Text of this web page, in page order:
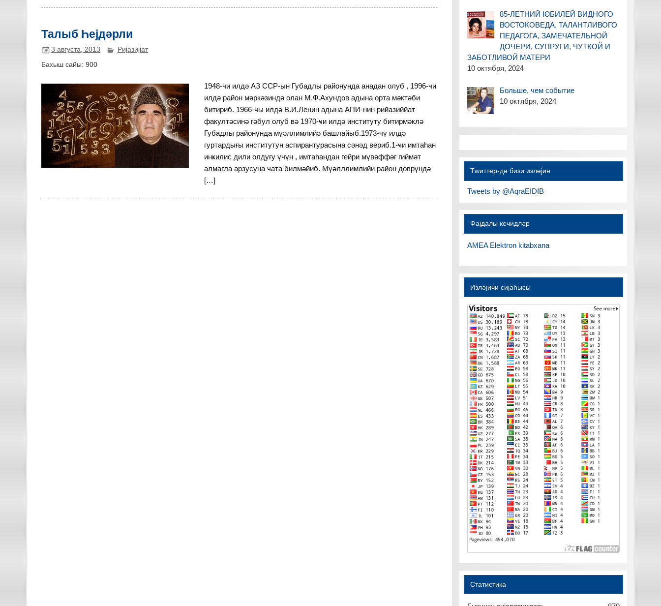
Талыб Һејдәрли
3 августа, 2013 Ријазијјат
Бахыш сайы: 900
1948-ҹи илдә АЗ ССР-ын Губадлы районунда анадан олуб , 1996-ҹи
илдә район мәркәзиндә олан М.Ф.Ахундов адына орта мәктәби
битириб. 1966-ҹы илдә В.И.Ленин адына АПИ-нин рийазиййат
факултәсинә гәбул олуб вә 1970-ҹи илдә институту битирмәклә
Губадлы районунда мүәллимлийә башлайыб.1973-ҹү илдә
гуртардығы институтун аспирантурасына сәнәд вериб.1-ҹи имтаһан
инҝилис дили олдуғу үчүн , имтаһандан гейри мүвәффәг гиймәт
алмагла арзусуна чата билмәйиб. Мүәлллимлийи район дөврүндә
[…]
85-ЛЕТНИЙ ЮБИЛЕЙ ВИДНОГО
ВОСТОКОВЕДА, ТАЛАНТЛИВОГО
ПЕДАГОГА, ЗАМЕЧАТЕЛЬНОЙ
ДОЧЕРИ, СУПРУГИ, ЧУТКОЙ И
ЗАБОТЛИВОЙ МАТЕРИ
10 октября, 2024
Больше, чем событие
10 октября, 2024
Тwиттер-дә бизи изләјин
Tweets by @AqraEIDIB
Фајдалы кечидләр
AMEA Elektron kitabxana
Изләјиҹи сијаһысы
Статистика